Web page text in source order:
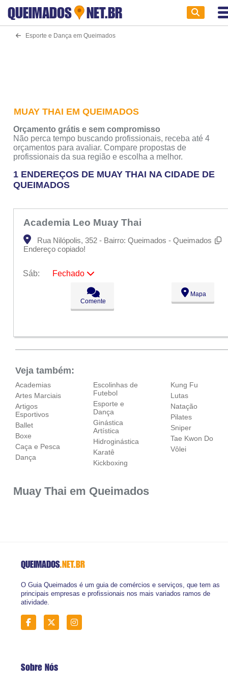
QUEIMADOS NET.BR
Esporte e Dança em Queimados
MUAY THAI EM QUEIMADOS
Orçamento grátis e sem compromisso
Não perca tempo buscando profissionais, receba até 4
orçamentos para avaliar. Compare propostas de
profissionais da sua região e escolha a melhor.
1 ENDEREÇOS DE MUAY THAI NA CIDADE DE
QUEIMADOS
Academia Leo Muay Thai
Rua Nilópolis, 352 - Bairro: Queimados - Queimados
Endereço copiado!
Sáb:
Fechado
09:00 - 18:00
09:00 - 18:00
09:00 - 18:00
Comente
Mapa
Veja também:
Academias
Artes Marciais
Artigos
Esportivos
Ballet
Boxe
Caça e Pesca
Dança
Escolinhas de
Futebol
Esporte e
Dança
Ginástica
Artística
Hidroginástica
Karatê
Kickboxing
Kung Fu
Lutas
Natação
Pilates
Sniper
Tae Kwon Do
Vôlei
Muay Thai em Queimados
QUEIMADOS.NET.BR
O Guia Queimados é um guia de comércios e serviços, que tem as
principais empresas e profissionais nos mais variados ramos de
atividade.
Sobre Nós